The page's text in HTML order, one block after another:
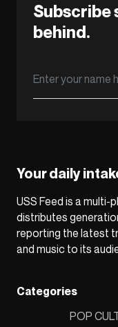
Subscribe
behind.
Your daily
USS Feed is a
distributes
reporting the latest
and music to its
Categories
POP